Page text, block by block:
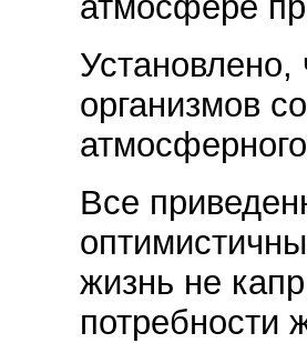
организмов
Все
жизнь не
потребности